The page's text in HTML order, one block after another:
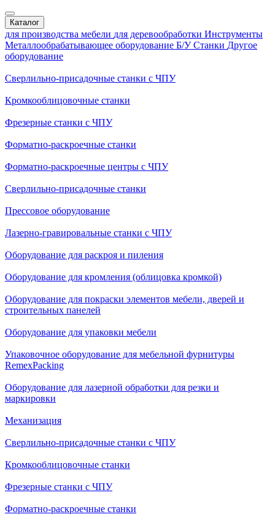
Каталог
для производства мебели для деревообработки Инструменты
Металлообрабатывающее оборудование Б/У Станки Другое
оборудование
Сверлильно-присадочные станки с ЧПУ
Кромкооблицовочные cтанки
Фрезерные станки с ЧПУ
Форматно-раскроечные станки
Форматно-раскроечные центры с ЧПУ
Сверлильно-присадочные станки
Прессовое оборудование
Лазерно-гравировальные станки с ЧПУ
Оборудование для раскроя и пиления
Оборудование для кромления (облицовка кромкой)
Оборудование для покраски элементов мебели, дверей и
строительных панелей
Оборудование для упаковки мебели
Упаковочное оборудование для мебельной фурнитуры
RemexPacking
Оборудование для лазерной обработки для резки и
маркировки
Механизация
Сверлильно-присадочные станки с ЧПУ
Кромкооблицовочные cтанки
Фрезерные станки с ЧПУ
Форматно-раскроечные станки